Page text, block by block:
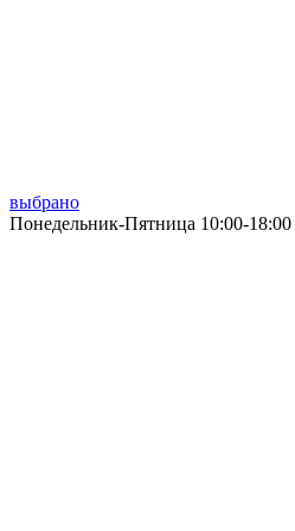
выбрано
Понедельник-Пятница 10:00-18:00